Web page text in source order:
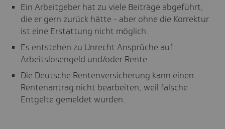
Ein Arbeitgeber hat zu viele Beiträge abgeführt,
die er gern zurück hätte - aber ohne die Korrektur
ist eine Erstattung nicht möglich.
Es entstehen zu Unrecht Ansprüche auf
Arbeitslosengeld und/oder Rente.
Die Deutsche Rentenversicherung kann einen
Rentenantrag nicht bearbeiten, weil falsche
Entgelte gemeldet wurden.